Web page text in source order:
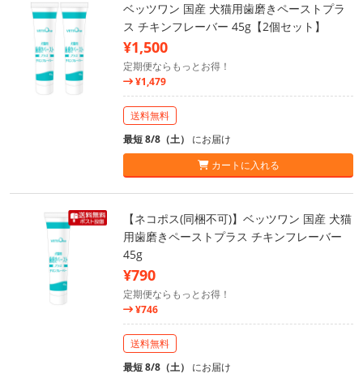
ベッツワン 国産 犬猫用歯磨きペーストプラ
ス チキンフレーバー 45g【2個セット】
¥1,500
定期便ならもっとお得！
¥1,479
送料無料
最短 8/8（土） にお届け
カートに入れる
【ネコポス(同梱不可)】ベッツワン 国産 犬猫
用歯磨きペーストプラス チキンフレーバー
45g
¥790
定期便ならもっとお得！
¥746
送料無料
最短 8/8（土） にお届け